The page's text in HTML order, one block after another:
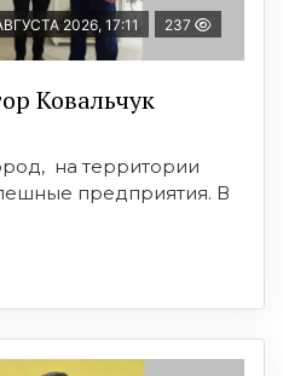
2026, 17:11 237
Ковальчук
на территории
предприятия. В